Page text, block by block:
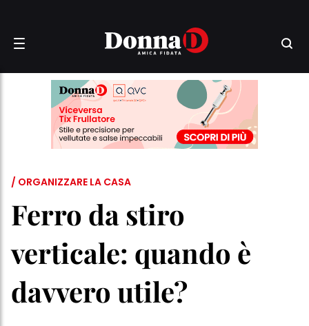
/ ORGANIZZARE LA CASA
Ferro da stiro
verticale: quando è
davvero utile?